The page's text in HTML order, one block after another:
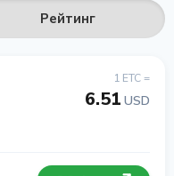
Рейтинг
1 ETC =
6.51 USD